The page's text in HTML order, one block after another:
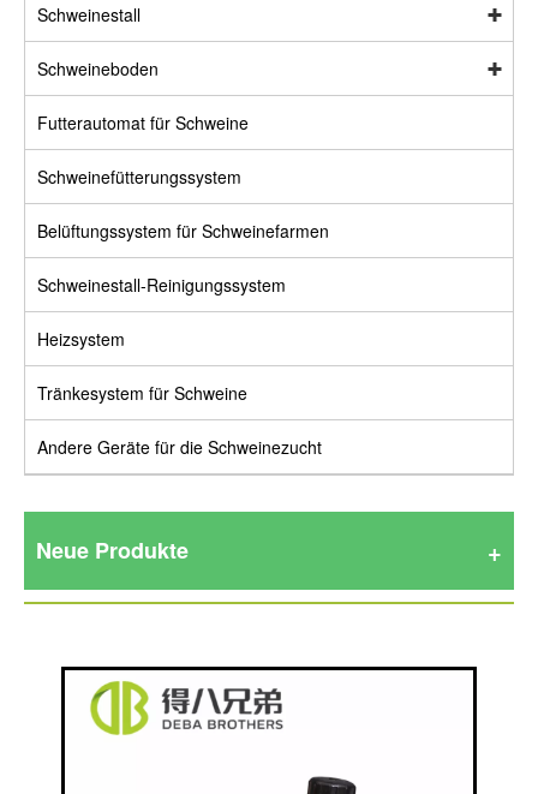
Schweinestall
Schweineboden
Futterautomat für Schweine
Schweinefütterungssystem
Belüftungssystem für Schweinefarmen
Schweinestall-Reinigungssystem
Heizsystem
Tränkesystem für Schweine
Andere Geräte für die Schweinezucht
Neue Produkte